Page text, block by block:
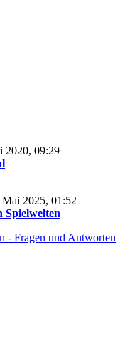
2020, 09:29
Mai 2025, 01:52
Spielwelten
- Fragen und Antworten